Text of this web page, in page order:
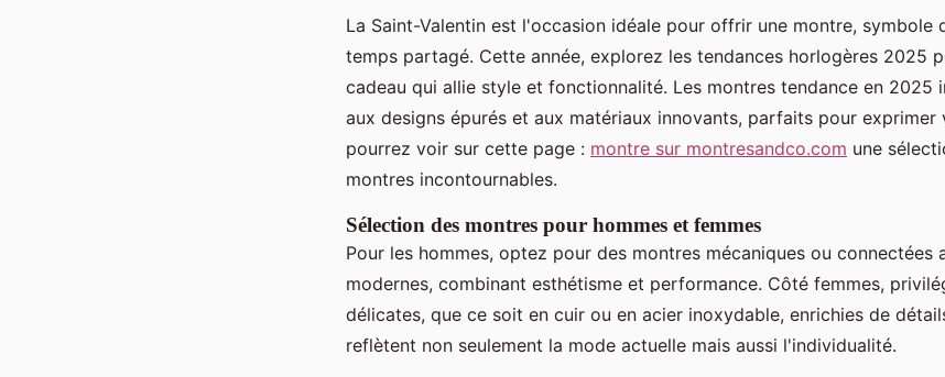
La Saint-Valentin est l'occasion idéale pour offrir une montre, symbole
temps partagé. Cette année, explorez les tendances horlogères 2025
cadeau qui allie style et fonctionnalité. Les montres tendance en 2025
aux designs épurés et aux matériaux innovants, parfaits pour exprimer
pourrez voir sur cette page : montre sur montresandco.com une
montres incontournables.
Sélection des montres pour hommes et femmes
Pour les hommes, optez pour des montres mécaniques ou connectées
modernes, combinant esthétisme et performance. Côté femmes,
délicates, que ce soit en cuir ou en acier inoxydable, enrichies de
reflètent non seulement la mode actuelle mais aussi l'individualité.